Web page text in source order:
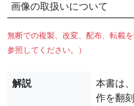
画像の取扱いについて
無断での複製、改変、配布、転載
参照してください。）
解説
本書は
作を翻